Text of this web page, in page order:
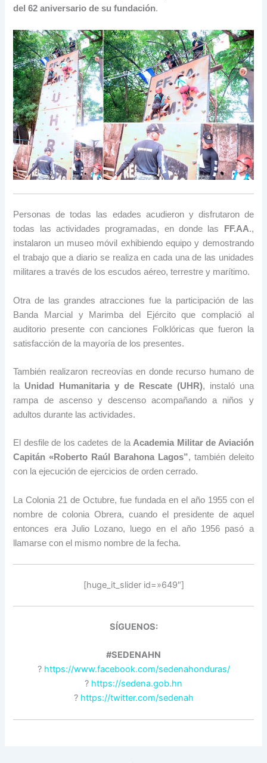
del 62 aniversario de su fundación.
Personas de todas las edades acudieron y disfrutaron de
todas las actividades programadas, en donde las
FF.AA.,
instalaron un museo móvil exhibiendo equipo y demostrando
el trabajo que a diario se realiza en cada una de las unidades
militares a través de los escudos aéreo, terrestre y marítimo.
Otra de las grandes atracciones fue la participación de las
Banda Marcial y Marimba del Ejército que complació al
auditorio presente con canciones Folklóricas que fueron la
satisfacción de la mayoría de los presentes.
También realizaron recreovías en donde recurso humano de
la Unidad Humanitaria y de Rescate (UHR), instaló una
rampa de ascenso y descenso acompañando a niños y
adultos durante las actividades.
El desfile de los cadetes de laAcademia Militar de Aviación
Capitán «Roberto Raúl Barahona Lagos”, también deleito
con la ejecución de ejercicios de orden cerrado.
La Colonia 21 de Octubre, fue fundada en el año 1955 con el
nombre de colonia Obrera, cuando el presidente de aquel
entonces era Julio Lozano, luego en el año 1956 pasó a
llamarse con el mismo nombre de la fecha.
[huge_it_slider id=»649″]
SÍGUENOS:
#SEDENAHN
? https://www.facebook.com/sedenahonduras/
? https://sedena.gob.hn
? https://twitter.com/sedenah